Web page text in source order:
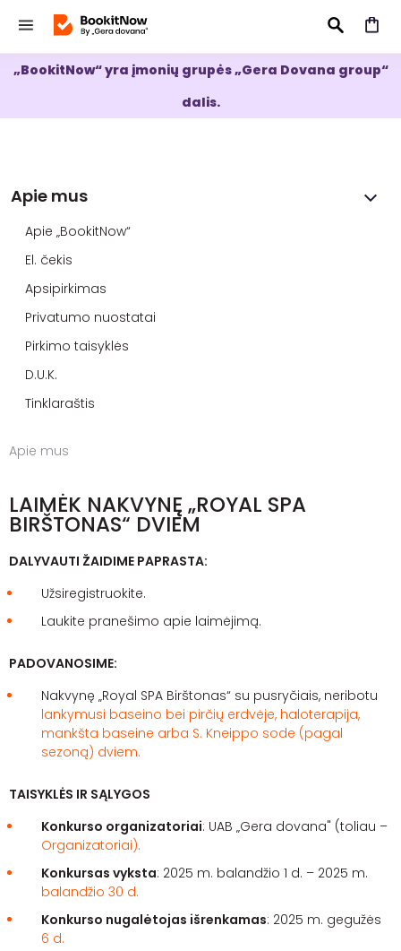
IEŠKOTI
„BookitNow“ yra įmonių grupės „Gera Dovana group“
dalis.
Apie mus
Apie „BookitNow“
El. čekis
Apsipirkimas
Privatumo nuostatai
Pirkimo taisyklės
D.U.K.
Tinklaraštis
Apie mus
LAIMĖK NAKVYNĘ „ROYAL SPA
BIRŠTONAS“ DVIEM
DALYVAUTI ŽAIDIME PAPRASTA:
Užsiregistruokite.
Laukite pranešimo apie laimėjimą.
PADOVANOSIME:
Nakvynę „Royal SPA Birštonas“ su pusryčiais, neribotu
lankymusi baseino bei pirčių erdvėje, haloterapija,
mankšta baseine arba S. Kneippo sode (pagal
sezoną) dviem.
TAISYKLĖS IR SĄLYGOS
Konkurso organizatoriai: UAB „Gera dovana" (toliau –
Organizatoriai).
Konkursas vyksta: 2025 m. balandžio 1 d. – 2025 m.
balandžio 30 d.
Konkurso nugalėtojas išrenkamas: 2025 m. gegužės
6 d.